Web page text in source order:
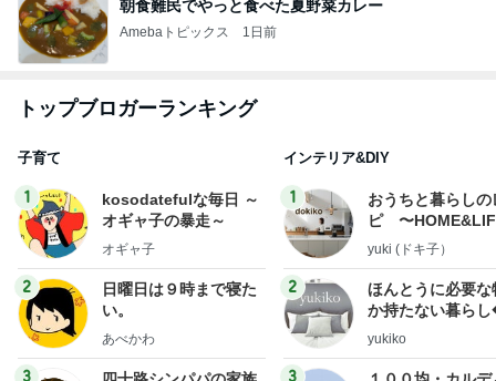
Amebaトピックス 1日前
トップブロガーランキング
子育て
1
kosodatefulな毎日 ～
オギャ子の暴走～
オギャ子
2
日曜日は９時まで寝た
い。
あべかわ
3
四十路シンパパの家族
インテリア&DIY
1
おうちと暮らしの
ピ 〜
yuki (ドキ子）
2
ほんとうに必要な
か持たない暮ら
ep Life Simple◆
ンテリアのきろく
yukiko
3
１００均・カル